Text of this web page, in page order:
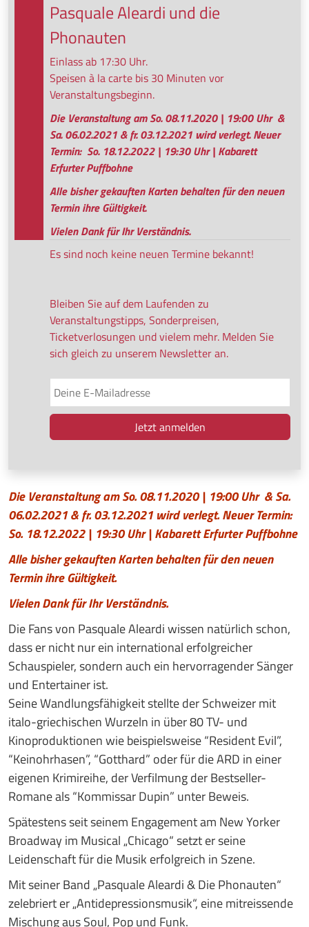
Die Veranstaltung am So. 08.11.2020 | 19:00 Uhr & Sa.
06.02.2021 & fr. 03.12.2021 wird verlegt. Neuer Termin:
So. 18.12.2022 | 19:30 Uhr | Kabarett Erfurter Puffbohne
Alle bisher gekauften Karten behalten für den neuen
Termin ihre Gültigkeit.
Vielen Dank für Ihr Verständnis.
Die Fans von Pasquale Aleardi wissen natürlich schon,
dass er nicht nur ein international erfolgreicher
Schauspieler, sondern auch ein hervorragender Sänger
und Entertainer ist.
Seine Wandlungsfähigkeit stellte der Schweizer mit
italo-griechischen Wurzeln in über 80 TV- und
Kinoproduktionen wie beispielsweise “Resident Evil”,
“Keinohrhasen”, “Gotthard” oder für die ARD in einer
eigenen Krimireihe, der Verfilmung der Bestseller-
Romane als “Kommissar Dupin” unter Beweis.
Spätestens seit seinem Engagement am New Yorker
Broadway im Musical „Chicago“ setzt er seine
Leidenschaft für die Musik erfolgreich in Szene.
Mit seiner Band „Pasquale Aleardi & Die Phonauten“
zelebriert er „Antidepressionsmusik“, eine mitreissende
Mischung aus Soul, Pop und Funk.
Pasquale Aleardi und die
Phonauten
Einlass ab 17:30 Uhr.
Speisen à la carte bis 30 Minuten vor
Veranstaltungsbeginn.
Die Veranstaltung am So. 08.11.2020 | 19:00 Uhr &
Sa. 06.02.2021 & fr. 03.12.2021 wird verlegt. Neuer
Termin: So. 18.12.2022 | 19:30 Uhr | Kabarett
Erfurter Puffbohne
Alle bisher gekauften Karten behalten für den neuen
Termin ihre Gültigkeit.
Vielen Dank für Ihr Verständnis.
Es sind noch keine neuen Termine bekannt!
Bleiben Sie auf dem Laufenden zu
Veranstaltungstipps, Sonderpreisen,
Ticketverlosungen und vielem mehr. Melden Sie
sich gleich zu unserem Newsletter an.